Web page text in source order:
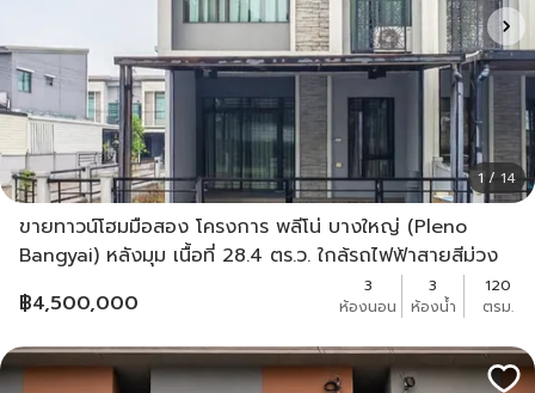
1 / 14
ขายทาวน์โฮมมือสอง โครงการ พลีโน่ บางใหญ่ (Pleno
Bangyai) หลังมุม เนื้อที่ 28.4 ตร.ว. ใกล้รถไฟฟ้าสายสีม่วง
฿4,500,000
3
ห้องนอน
3
ห้องน้ำ
120
ตรม.